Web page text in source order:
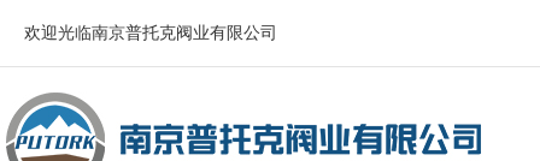
欢迎光临南京普托克阀业有限公司